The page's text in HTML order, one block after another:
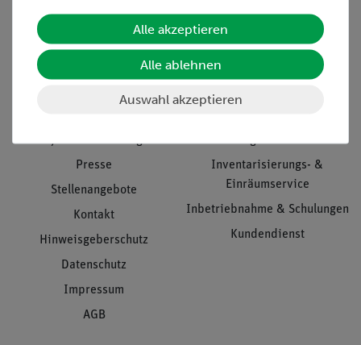
Informationen
Presse
Stellenangebote
Kontakt
Hinweisgeberschutz
Datenschutz
Impressum
AGB
Inventarisierungs- &
Einräumservice
Inbetriebnahme & Schulungen
Kundendienst
Alle akzeptieren
Alle ablehnen
Auswahl akzeptieren